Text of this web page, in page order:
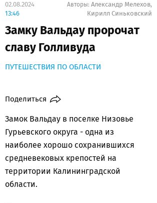
02.08.2024
13:46
Авторы: Александр Мелехов,
Кирилл Синьковский
Замку Вальдау пророчат
славу Голливуда
ПУТЕШЕСТВИЯ ПО ОБЛАСТИ
Поделиться
Замок Вальдау в поселке Низовье
Гурьевского округа - одна из
наиболее хорошо сохранившихся
средневековых крепостей на
территории Калининградской
области.